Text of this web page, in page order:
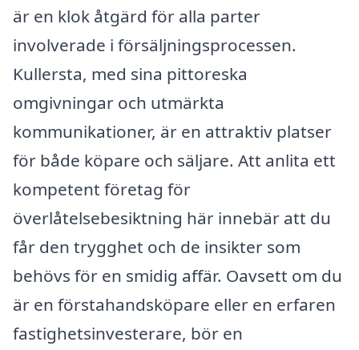
är en klok åtgärd för alla parter
involverade i försäljningsprocessen.
Kullersta, med sina pittoreska
omgivningar och utmärkta
kommunikationer, är en attraktiv platser
för både köpare och säljare. Att anlita ett
kompetent företag för
överlåtelsebesiktning här innebär att du
får den trygghet och de insikter som
behövs för en smidig affär. Oavsett om du
är en förstahandsköpare eller en erfaren
fastighetsinvesterare, bör en